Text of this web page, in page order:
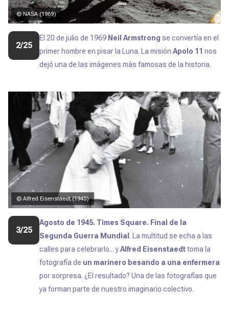
© NASA (1969)
2/25
El 20 de julio de 1969 Neil Armstrong se convertía en el
primer hombre en pisar la Luna. La misiónApolo 11nos
dejó una de las imágenes más famosas de la historia.
© Alfred Eisenstaedt (1945)
3/25
Agosto de 1945. Times Square. Final de la
Segunda Guerra Mundial . La multitud se echa a las
calles para celebrarlo... yAlfred Eisenstaedttoma la
fotografía de un marinero besando a una enfermera
por sorpresa. ¿El resultado? Una de las fotografías que
ya forman parte de nuestro imaginario colectivo.